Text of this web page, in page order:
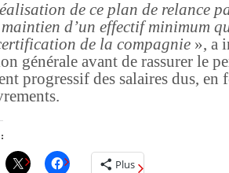
de ce plan de relance
d’un effectif minimum
de la compagnie », a
générale avant de rassurer le
progressif des salaires dus, en
Plus